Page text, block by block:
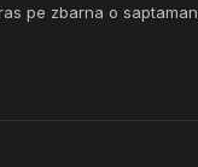
pe zbarna o